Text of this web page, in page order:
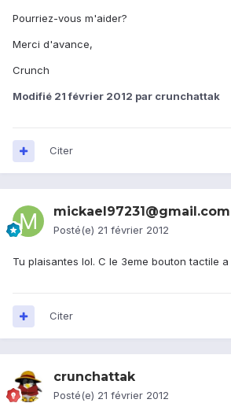
Pourriez-vous m'aider?
Merci d'avance,
Crunch
Modifié 21 février 2012 par crunchattak
Citer
mickael97231@gmail.com
Posté(e) 21 février 2012
Tu plaisantes lol. C le 3eme bouton tactile a
Citer
crunchattak
Posté(e) 21 février 2012